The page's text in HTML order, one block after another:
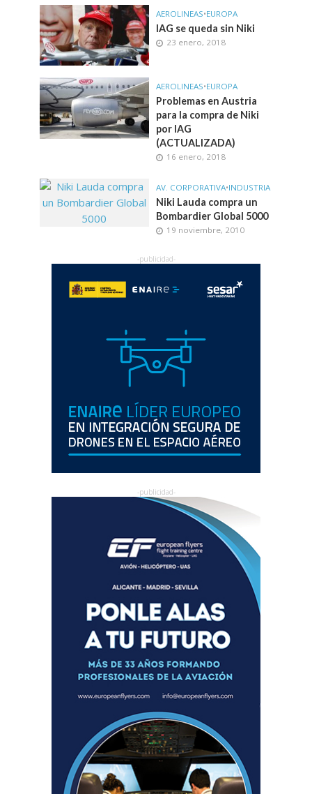
AEROLINEAS•EUROPA
IAG se queda sin Niki
23 enero, 2018
AEROLINEAS•EUROPA
Problemas en Austria
para la compra de Niki
por IAG
(ACTUALIZADA)
16 enero, 2018
AV. CORPORATIVA•INDUSTRIA
Niki Lauda compra un
Bombardier Global 5000
19 noviembre, 2010